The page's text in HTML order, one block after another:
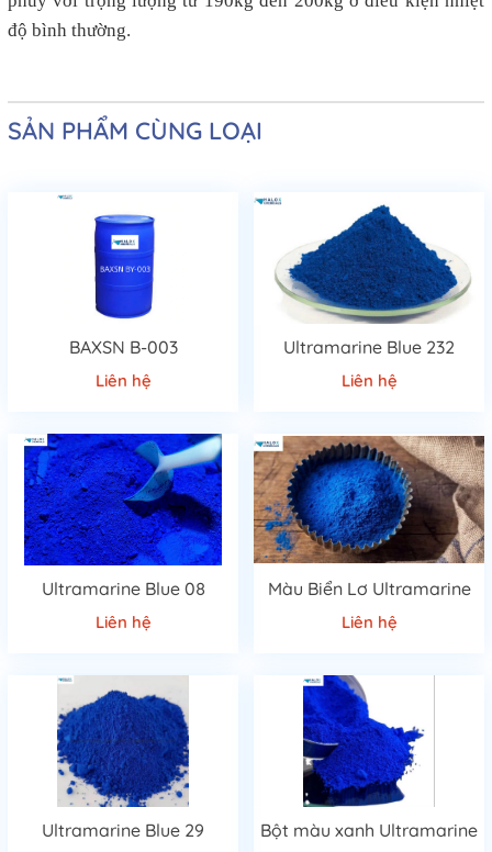
độ bình thường.
SẢN PHẨM CÙNG LOẠI
BAXSN B-003
Liên hệ
Ultramarine Blue 232
Liên hệ
Ultramarine Blue 08
Liên hệ
Màu Biển Lơ Ultramarine
Liên hệ
Ultramarine Blue 29 Bột màu xanh Ultramarine